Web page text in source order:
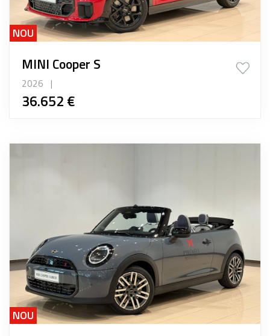
NOU
MINI Cooper S
2026 |
36.652 €
NOU